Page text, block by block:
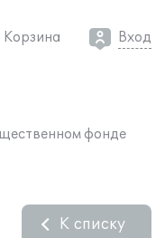
Корзина Вход
фонде
К списку